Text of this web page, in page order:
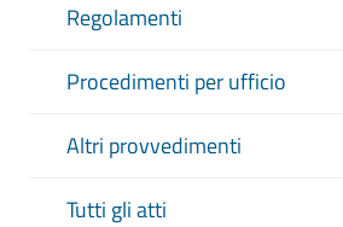
Regolamenti
Procedimenti per ufficio
Altri provvedimenti
Tutti gli atti